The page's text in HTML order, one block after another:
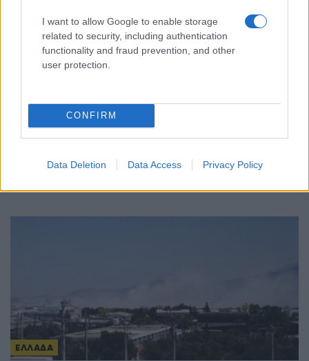
I want to allow Google to enable storage
related to security, including authentication
functionality and fraud prevention, and other
user protection.
CONFIRM
Data Deletion Data Access Privacy Policy
Μυστράς: «Μου απαγόρευε να μπω» – Η
μαρτυρία της αδελφής για το
5/08/2026 - 4:04μμ
ΕΛΛΑΔΑ